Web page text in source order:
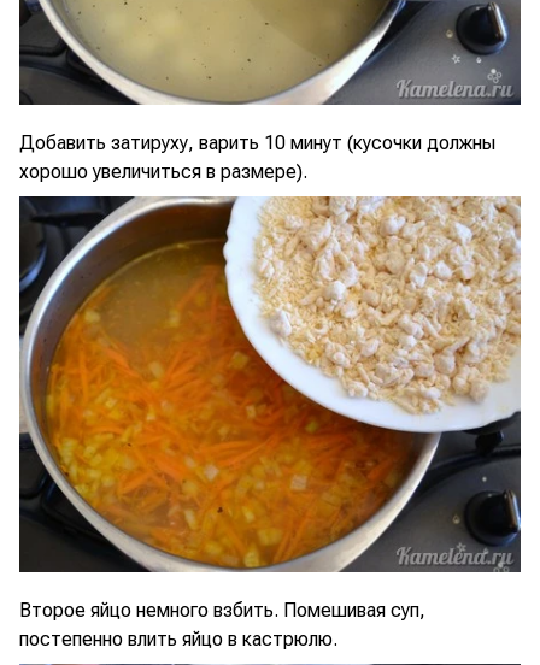
Добавить затируху, варить 10 минут (кусочки должны
хорошо увеличиться в размере).
Второе яйцо немного взбить. Помешивая суп,
постепенно влить яйцо в кастрюлю.